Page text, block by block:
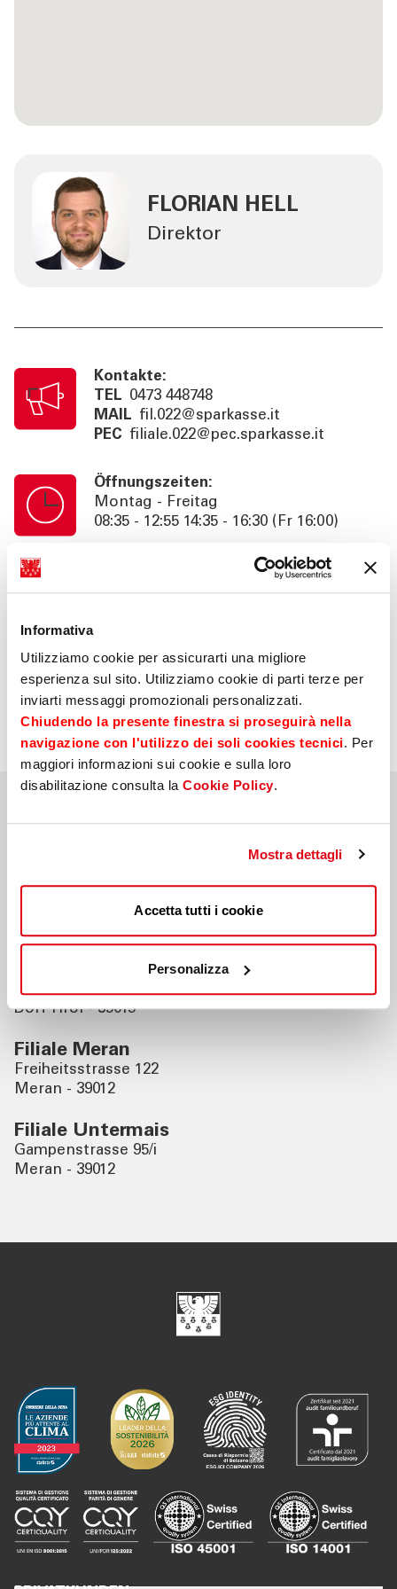
Informativa
Utilizziamo cookie per assicurarti una migliore
esperienza sul sito. Utilizziamo cookie di parti terze per
inviarti messaggi promozionali personalizzati.
Chiudendo la presente finestra si proseguirà nella
navigazione con l'utilizzo dei soli cookies tecnici. Per
maggiori informazioni sui cookie e sulla loro
disabilitazione consulta la Cookie Policy.
Mostra dettagli
Accetta tutti i cookie
Personalizza
FLORIAN HELL
Direktor
Kontakte:
TEL 0473 448748
MAIL fil.022@sparkasse.it
PEC filiale.022@pec.sparkasse.it
Öffnungszeiten:
Montag - Freitag
08:35 - 12:55 14:35 - 16:30 (Fr 16:00)
Kassenschalterzeiten:
Montag - Freitag
Information:
Beratung nach Termin bis 18:30 (Fr
16:00). SB. 24h
Nahegelegene Filialen
Filiale Ospedale Merano
Hauptstrasse 30/a
Dorf Tirol - 39019
Filiale Meran
Freiheitsstrasse 122
Meran - 39012
Filiale Untermais
Gampenstrasse 95/i
Meran - 39012